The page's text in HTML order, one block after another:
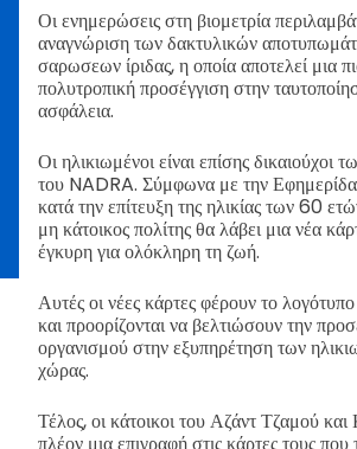
Οι ενημερώσεις στη βιομετρία
αναγνώριση των δακτυλικών
σαρωσεων ίριδας, η οποία αποτελεί μια
πολυτροπική προσέγγιση στην
ασφάλεια.
Οι ηλικιωμένοι είναι επίσης δικαιούχοι
του NADRA. Σύμφωνα με την
κατά την επίτευξη της ηλικίας των 60
μη κάτοικος πολίτης θα λάβει μια νέα
έγκυρη για ολόκληρη τη ζωή.
Αυτές οι νέες κάρτες φέρουν το
και προορίζονται να βελτιώσουν την
οργανισμού στην εξυπηρέτηση των
χώρας.
Τέλος, οι κάτοικοι του Αζάντ Τζαμού
πλέον μια επιγραφή στις κάρτες τους που